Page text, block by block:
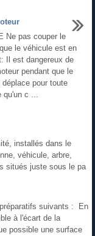
Ne pas couper le
le véhicule est en
Il est dangereux de
pendant que le
pour toute
qu'un c ...
installés dans le
véhicule, arbre,
situés juste sous le pa
suivants : En
à l'écart de la
possible une surface